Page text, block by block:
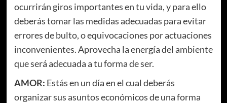
ocurrirán giros importantes en tu vida, y para ello
deberás tomar las medidas adecuadas para evitar
errores de bulto, o equivocaciones por actuaciones
inconvenientes. Aprovecha la energía del ambiente
que será adecuada a tu forma de ser.
AMOR: Estás en un día en el cual deberás
organizar sus asuntos económicos de una forma